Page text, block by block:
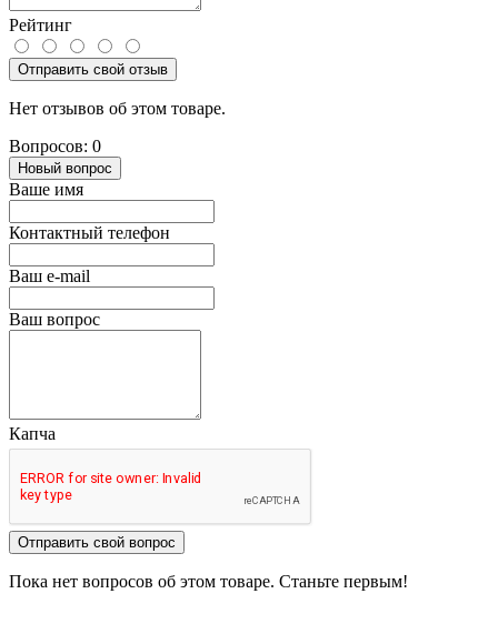
Рейтинг
Отправить свой отзыв
Нет отзывов об этом товаре.
Вопросов: 0
Новый вопрос
Ваше имя
Контактный телефон
Ваш e-mail
Ваш вопрос
Капча
Отправить свой вопрос
Пока нет вопросов об этом товаре. Станьте первым!